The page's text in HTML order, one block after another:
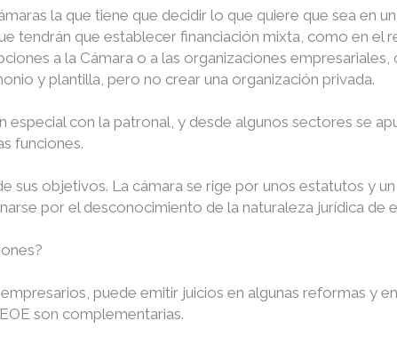
la que tiene que decidir lo que quiere que sea en
tendrán que establecer financiación mixta, como en el
a la Cámara o a las organizaciones
y plantilla, pero no crear una organización privada.
especial con la patronal, y desde algunos sectores se
funciones.
objetivos. La cámara se rige por unos estatutos y
por el desconocimiento de la naturaleza jurídica de
puede emitir juicios en algunas reformas y
son complementarias.